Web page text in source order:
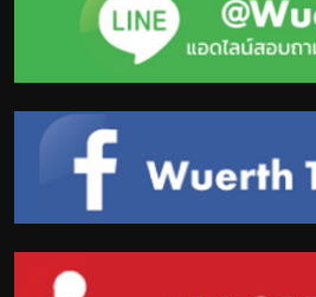
จำข้อมูลการล็อกอินของฉัน
ลงทะเบียนเพื่อเข้าใช้งานครบทุกฟั